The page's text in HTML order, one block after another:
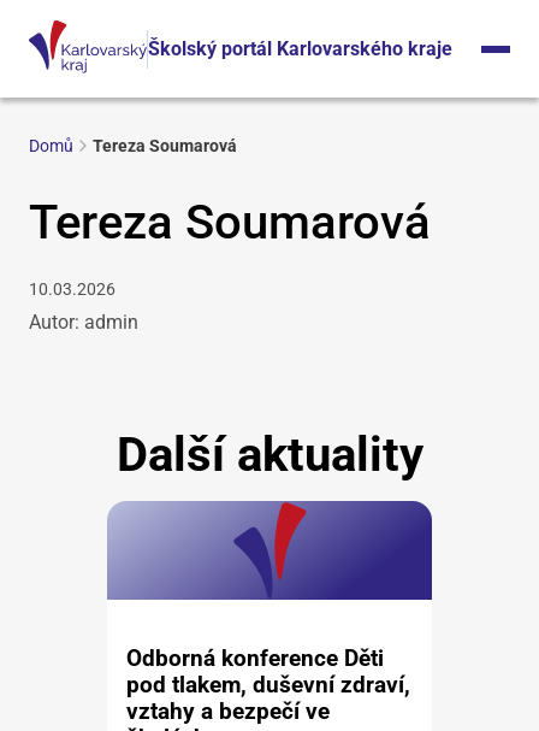
Školský portál Karlovarského kraje
Domů Tereza Soumarová
Tereza Soumarová
10.03.2026
Autor: admin
Další aktuality
Odborná konference Děti
pod tlakem, duševní zdraví,
vztahy a bezpečí ve